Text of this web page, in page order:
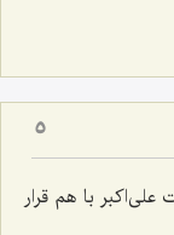
5
با هم قرار